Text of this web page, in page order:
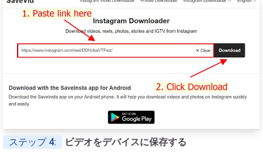
ステップ 4:
ビデオをデバイスに保存する